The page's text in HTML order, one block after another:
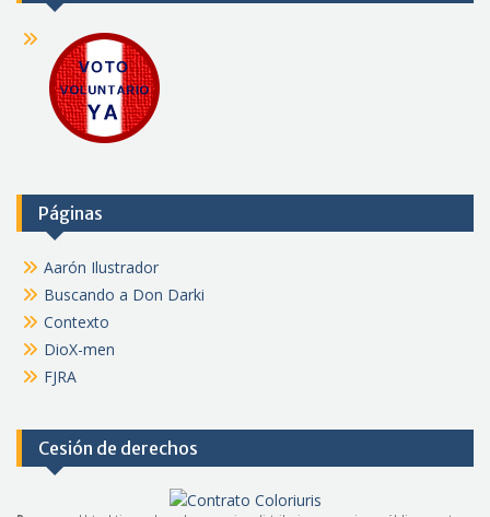
Páginas
Aarón Ilustrador
Buscando a Don Darki
Contexto
DioX-men
FJRA
Cesión de derechos